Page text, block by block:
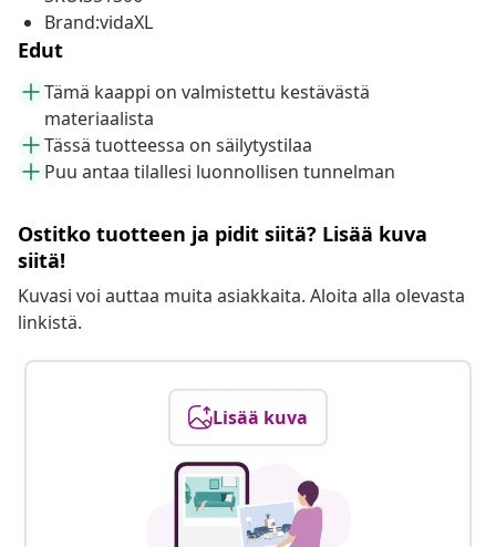
Brand:vidaXL
Edut
Tämä kaappi on valmistettu kestävästä
materiaalista
Tässä tuotteessa on säilytystilaa
Puu antaa tilallesi luonnollisen tunnelman
Ostitko tuotteen ja pidit siitä? Lisää kuva
siitä!
Kuvasi voi auttaa muita asiakkaita. Aloita alla olevasta
linkistä.
Lisää kuva